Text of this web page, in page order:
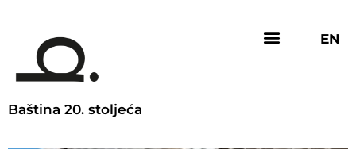
Baština 20. stoljeća
EN